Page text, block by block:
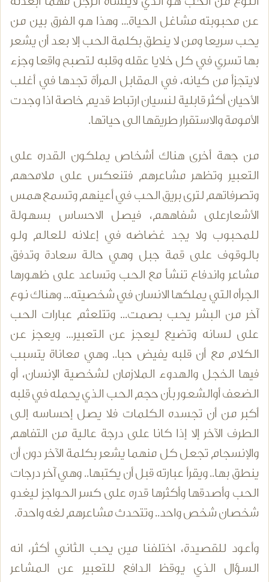
عن محبوبته مشاغل الحياة... وهذا هو الفرق بين من
يحب سريعا ومن لا ينطق بكلمة الحب إلا بعد أن يشعر
بها تسري في كل خلايا عقله وقلبه لتصبح واقعا وجزء
لايتجزأ من كيانه، في المقابل المرأة تجدها في أغلب
الأحيان أكثر قابلية لنسيان ارتباط قديم خاصة اذا وجدت
الأمومة والاستقرار طريقها الى حياتها.
من جهة أخرى هناك أشخاص يملكون القدره على
التعبير وتظهر مشاعرهم فتنعكس على ملامحهم
وتصرفاتهم لترى بريق الحب في أعينهم وتسمع همس
الأشعارعلى شفاههم، فيصل الاحساس بسهولة
للمحبوب ولا يجد غضاضه في إعلانه للعالم ولو
بالوقوف على قمة جبل وهي حالة سعادة وتدفق
مشاعر واندفاع تنشأ مع الحب وتساعد على ظهورها
الجرأه التي يملكها الانسان في شخصيته... وهناك نوع
آخر من البشر يحب بصمت... وتتلعثم عبارات الحب
على لسانه وتضيع ليعجز عن التعبير... ويعجز عن
الكلام مع أن قلبه يفيض حبا.. وهي معاناة يتسبب
فيها الخجل والهدوء الملازمان لشخصية الإنسان، أو
الضعف أوالشعور بأن حجم الحب الذي يحمله في قلبه
أكبر من أن تجسده الكلمات فلا يصل إحساسه إلى
الطرف الآخر إلا إذا كانا على درجة عالية من التفاهم
والإنسجام تجعل كل منهما يشعر بكلمة الآخر دون أن
ينطق بها.. ويقرأ عبارته قبل أن يكتبها.. وهي آخر درجات
الحب وأصدقها وأكثرها قدره على كسر الحواجز ليغدو
شخصان شخص واحد.. وتتحدث مشاعرهم لغه واحدة.
وأعود للقصيدة، اختلفنا مين يحب الثاني أكثر، انه
السؤال الذي يوقظ الدافع للتعبير عن المشاعر